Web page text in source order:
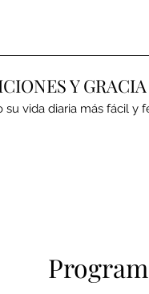
Y
su vida diaria más fácil y